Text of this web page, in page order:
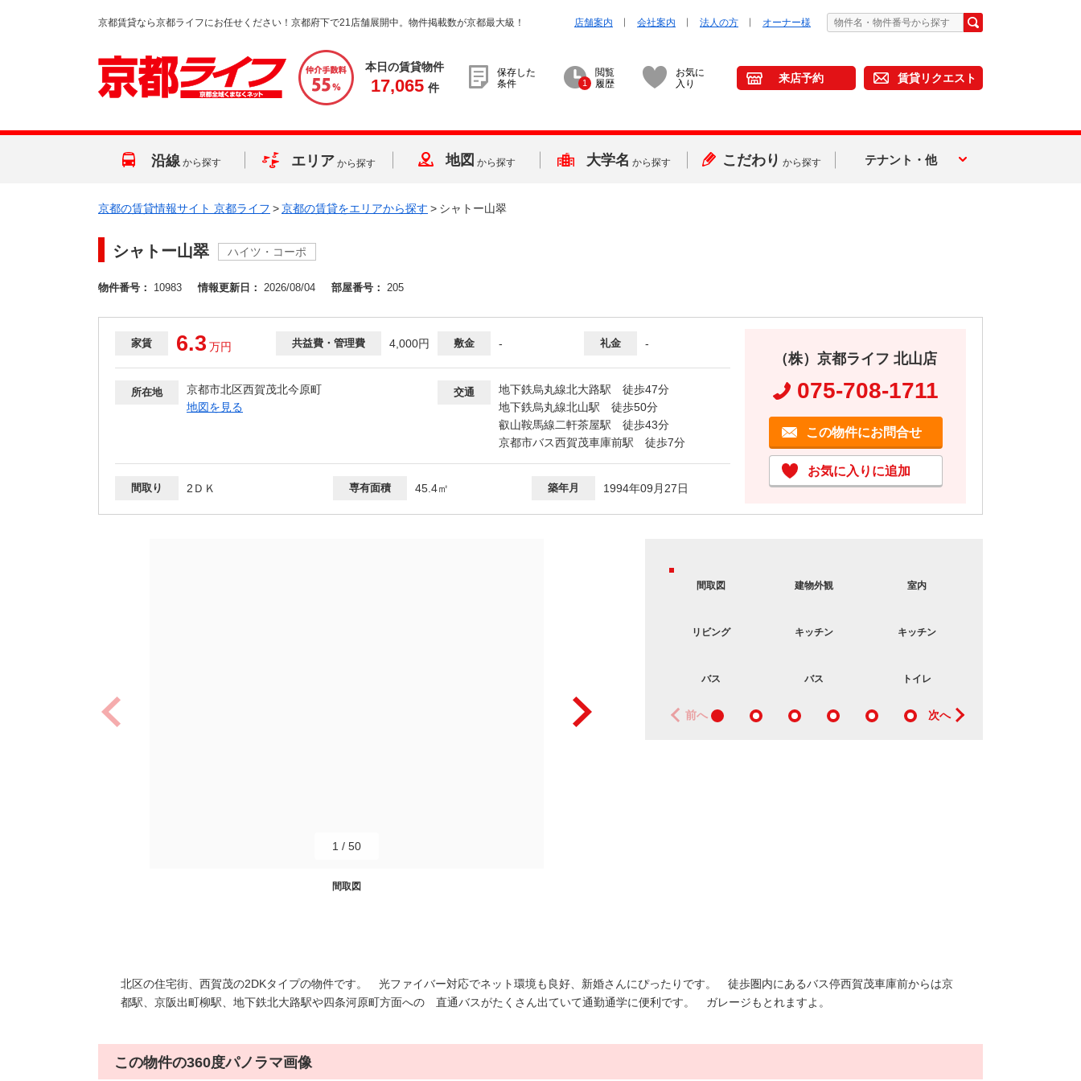
京都賃貸なら京都ライフにお任せください！京都府下で21店舗展開中。物件掲載数が京都最大級！ 店舗案内 会社案内 法人の方 オーナー様
本日の賃貸物件
17,065 件
保存した
条件
1
閲覧
履歴
お気に
入り
来店予約 賃貸リクエスト
沿線 から探す エリア から探す 地図 から探す 大学名 から探す こだわり から探す テナント・他
京都の賃貸情報サイト 京都ライフ >京都の賃貸をエリアから探す > シャトー山翠
シャトー山翠 ハイツ・コーポ
物件番号： 10983 情報更新日： 2026/08/04 部屋番号： 205
家賃 6.3 万円 共益費・管理費 4,000円 敷金 - 礼金 -
所在地
京都市北区西賀茂北今原町
地図を見る
交通
地下鉄烏丸線北大路駅 徒歩47分
地下鉄烏丸線北山駅 徒歩50分
叡山鞍馬線二軒茶屋駅 徒歩43分
京都市バス西賀茂車庫前駅 徒歩7分
間取り 2ＤＫ 専有面積 45.4㎡ 築年月 1994年09月27日
（株）京都ライフ 北山店
075-708-1711
この物件にお問合せ
お気に入りに追加
間取図
1 / 50
間取図 建物外観 室内
リビング キッチン キッチン
バス バス トイレ
前へ 次へ
北区の住宅街、西賀茂の2DKタイプの物件です。 光ファイバー対応でネット環境も良好、新婚さんにぴったりです。 徒歩圏内にあるバス停西賀茂車庫前からは京
都駅、京阪出町柳駅、地下鉄北大路駅や四条河原町方面への 直通バスがたくさん出ていて通勤通学に便利です。 ガレージもとれますよ。
この物件の360度パノラマ画像